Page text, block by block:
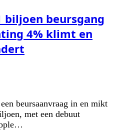
biljoen beursgang
4% klimt en
beursaanvraag in en mikt
met een debuut